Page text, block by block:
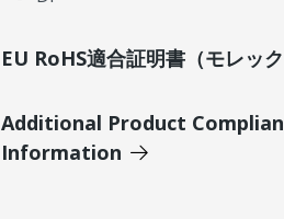
EU RoHS適合証明書（モレック
Additional Product
Information